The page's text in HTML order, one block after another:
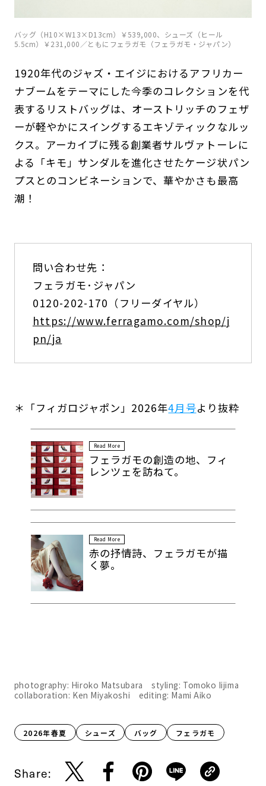
バッグ（H10×W13×D13cm）￥539,000、シューズ（ヒール
5.5cm）￥231,000／ともにフェラガモ（フェラガモ・ジャパン）
1920年代のジャズ・エイジにおけるアフリカー
ナブームをテーマにした今季のコレクションを代
表するリストバッグは、オーストリッチのフェザ
ーが軽やかにスイングするエキゾティックなルッ
クス。アーカイブに残る創業者サルヴァトーレに
よる「キモ」サンダルを進化させたケージ状パン
プスとのコンビネーションで、華やかさも最高
潮！
問い合わせ先：
フェラガモ･ジャパン
0120-202-170（フリーダイヤル）
https://www.ferragamo.com/shop/j
pn/ja
＊「フィガロジャポン」2026年4月号より抜粋
Read More
フェラガモの創造の地、フィ
レンツェを訪ねて。
Read More
赤の抒情詩、フェラガモが描
く夢。
photography: Hiroko Matsubara styling: Tomoko Iijima
collaboration: Ken Miyakoshi editing: Mami Aiko
2026年春夏 シューズ バッグ フェラガモ
Share: